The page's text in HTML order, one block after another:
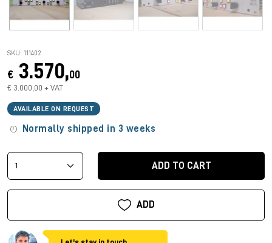
SKU: 111402
€ 3.570,00
€ 3.000,00 + VAT
AVAILABLE ON REQUEST
Normally shipped in 3 weeks
ADD TO CART
ADD